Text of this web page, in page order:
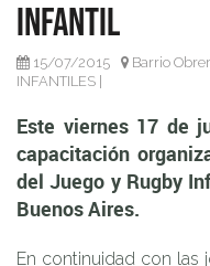
Aires.
Infantil
15/07/2015 Barrio
INFANTILES
Este viernes 17 de
capacitación
del Juego y Rugby
Buenos Aires.
En continuidad con las